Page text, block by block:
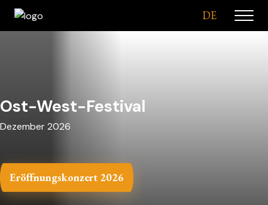
DE
Ost-West-Festival
Dezember 2026
Eröffnungskonzert 2026